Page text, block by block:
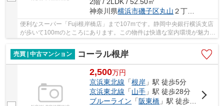
2階 / 2LDK / 52.50㎡
神奈川県横浜市磯子区丸山 ２丁目8-15
便利なスーパー「Fuji根岸橋店」まで107mです。静岡中央銀行横浜支店
が歩いて100mのところにあります。この物件は快適な室内環境が魅力の
売買 | 中古マンション
コーラル根岸
2,500万円
京浜東北線 「根岸 」駅 徒歩5分
京浜東北線 「山手 」駅 徒歩28分
ブルーライン 「 阪東橋 」駅 徒歩36分